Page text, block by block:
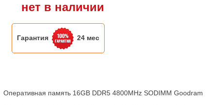
нет в наличии
Гарантия 24 мес
Оперативная память 16GB DDR5 4800MHz SODIMM Goodram